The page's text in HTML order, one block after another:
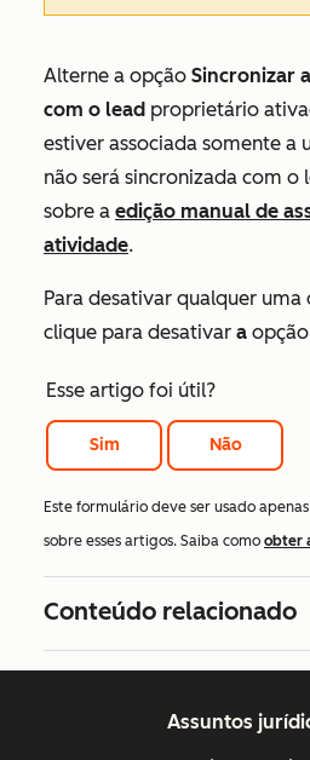
Alterne a opção Sincronizar
com o lead proprietário
estiver associada somente a
não será sincronizada com o
sobre a edição manual de
atividade.
Para desativar qualquer uma
clique para desativar a
Esse artigo foi útil?
Sim Não
Este formulário deve ser usado
sobre esses artigos. Saiba como obter
Conteúdo relacionado
Assuntos